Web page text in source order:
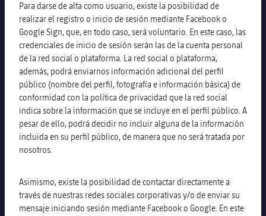
Para darse de alta como usuario, existe la posibilidad de
realizar el registro o inicio de sesión mediante Facebook o
Google Sign, que, en todo caso, será voluntario. En este caso, las
credenciales de inicio de sesión serán las de la cuenta personal
de la red social o plataforma. La red social o plataforma,
además, podrá enviarnos información adicional del perfil
público (nombre del perfil, fotografía e información básica) de
conformidad con la política de privacidad que la red social
indica sobre la información que se incluye en el perfil público. A
pesar de ello, podrá decidir no incluir alguna de la información
incluida en su perfil público, de manera que no será tratada por
nosotros.
Asimismo, existe la posibilidad de contactar directamente a
través de nuestras redes sociales corporativas y/o de enviar su
mensaje iniciando sesión mediante Facebook o Google. En este